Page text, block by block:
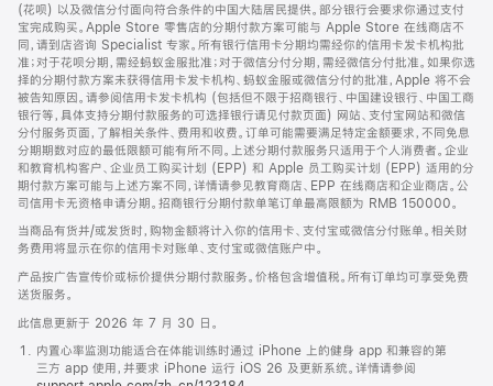
(花呗) 以及微信分付面向符合条件的中国大陆居民提供。部分银行会要求你通过支付
宝完成购买。Apple Store 零售店的分期付款方案可能与 Apple Store 在线商店不
同，请到店咨询 Specialist 专家。所有银行信用卡分期均需经你的信用卡发卡机构批
准；对于花呗分期，需经蚂蚁金服批准；对于微信分付分期，需经微信分付批准。如果你选
择的分期付款方案未获得信用卡发卡机构、蚂蚁金服或微信分付的批准，Apple 将不会
被告知原因。请参阅信用卡发卡机构 (包括但不限于招商银行、中国建设银行、中国工商
银行等，具体支持分期付款服务的可选择银行请见付款页面) 网站、支付宝网站和微信
分付服务页面，了解相关条件、费用和收费。订单可能需要满足特定金额要求，不同免息
分期期数对应的最低限额可能有所不同。上述分期付款服务只适用于个人消费者。企业
和教育机构客户、企业员工购买计划 (EPP) 和 Apple 员工购买计划 (EPP) 适用的分
期付款方案可能与上述方案不同，详情请参见教育商店、EPP 在线商店和企业商店。公
司信用卡无资格申请分期。招商银行分期付款单笔订单最高限额为 RMB 150000。
当商品有货并/或发货时，购物金额将计入你的信用卡、支付宝或微信分付账单。相关财
务费用将显示在你的信用卡对账单、支付宝或微信账户中。
产品按广告宣传价或标价提供分期付款服务。价格包含增值税。所有订单均可享受免费
送货服务。
此信息更新于 2026 年 7 月 30 日。
内置心率监测功能适合在体能训练时通过 iPhone 上的健身 app 和兼容的第
三方 app 使用，并要求 iPhone 运行 iOS 26 及更新系统。详情请参阅